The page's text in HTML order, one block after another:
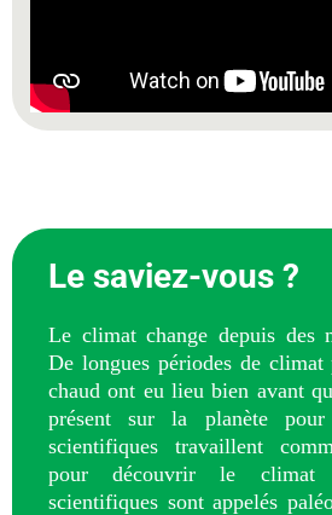
Le saviez-vous ?
Le climat change depuis des
De longues périodes de
chaud ont eu lieu bien avant
présent sur la planète
scientifiques travaillent
pour découvrir le climat
scientifiques sont appelés